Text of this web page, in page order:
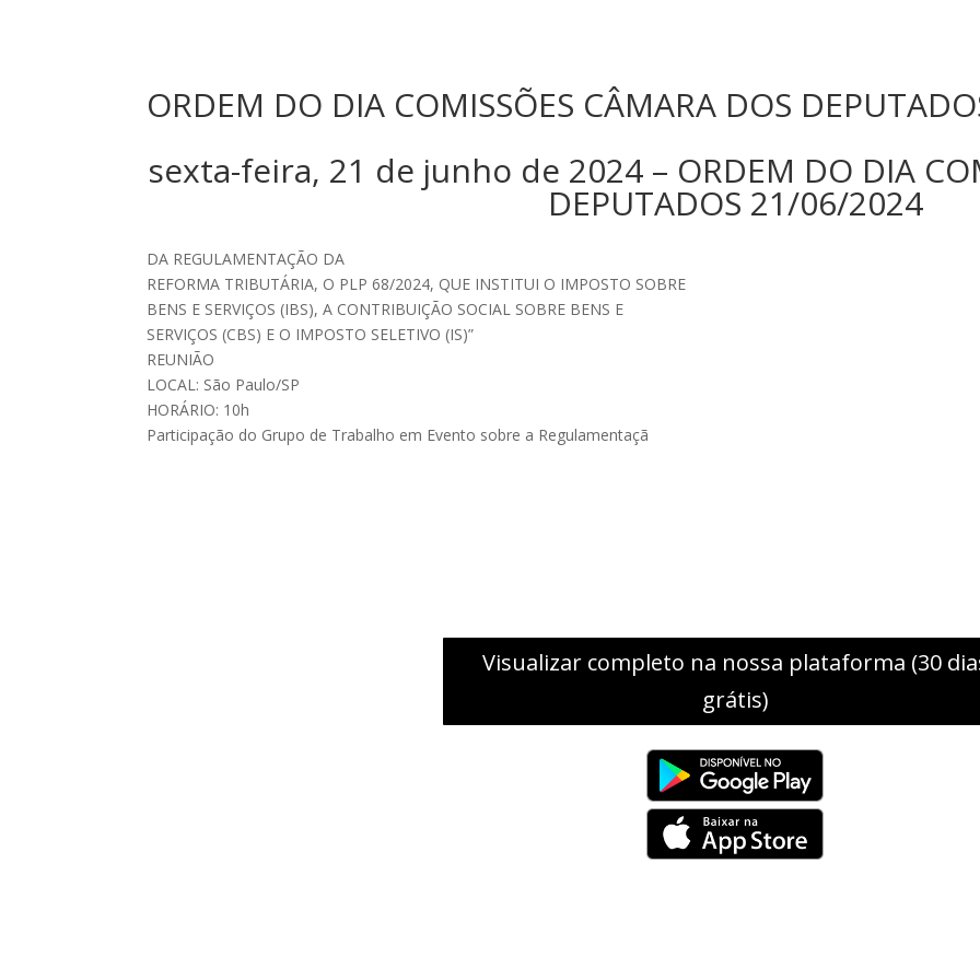
ORDEM DO DIA COMISSÕES CÂMARA DOS
sexta-feira, 21 de junho de 2024 – ORDEM DO DIA
DEPUTADOS 21/06/2024
DA REGULAMENTAÇÃO DA
REFORMA TRIBUTÁRIA, O PLP 68/2024, QUE INSTITUI O IMPOSTO SOBRE
BENS E SERVIÇOS (IBS), A CONTRIBUIÇÃO SOCIAL SOBRE BENS E
SERVIÇOS (CBS) E O IMPOSTO SELETIVO (IS)”
REUNIÃO
LOCAL: São Paulo/SP
HORÁRIO: 10h
Participação do Grupo de Trabalho em Evento sobre a Regulamentaçã
Visualizar completo na nossa plataforma (30
grátis)